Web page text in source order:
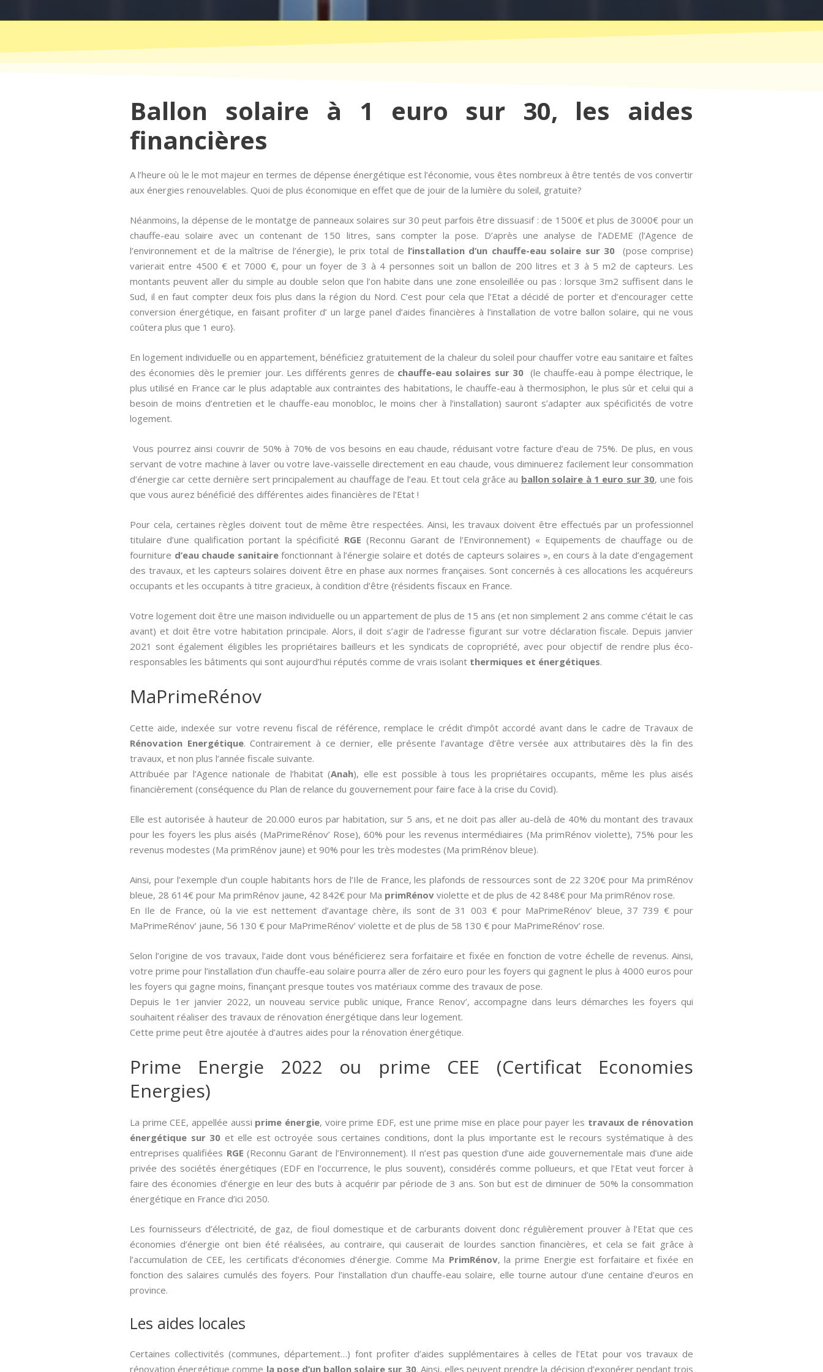
Ballon solaire à 1 euro sur 30, les aides
financières
A l’heure où le le mot majeur en termes de dépense énergétique est l’économie, vous êtes nombreux à être tentés de vos convertir
aux énergies renouvelables. Quoi de plus économique en effet que de jouir de la lumière du soleil, gratuite?
Néanmoins, la dépense de le montatge de panneaux solaires sur 30 peut parfois être dissuasif : de 1500€ et plus de 3000€ pour un
chauffe-eau solaire avec un contenant de 150 litres, sans compter la pose. D’après une analyse de l’ADEME (l’Agence de
l’environnement et de la maîtrise de l’énergie), le prix total de l’installation d’un chauffe-eau solaire sur 30(pose comprise)
varierait entre 4500 € et 7000 €, pour un foyer de 3 à 4 personnes soit un ballon de 200 litres et 3 à 5 m2 de capteurs. Les
montants peuvent aller du simple au double selon que l’on habite dans une zone ensoleillée ou pas : lorsque 3m2 suffisent dans le
Sud, il en faut compter deux fois plus dans la région du Nord. C’est pour cela que l’Etat a décidé de porter et d’encourager cette
conversion énergétique, en faisant profiter d’ un large panel d’aides financières à l’installation de votre ballon solaire, qui ne vous
coûtera plus que 1 euro}.
En logement individuelle ou en appartement, bénéficiez gratuitement de la chaleur du soleil pour chauffer votre eau sanitaire et faîtes
des économies dès le premier jour. Les différents genres de chauffe-eau solaires sur 30(le chauffe-eau à pompe électrique, le
plus utilisé en France car le plus adaptable aux contraintes des habitations, le chauffe-eau à thermosiphon, le plus sûr et celui qui a
besoin de moins d’entretien et le chauffe-eau monobloc, le moins cher à l’installation) sauront s’adapter aux spécificités de votre
logement.
Vous pourrez ainsi couvrir de 50% à 70% de vos besoins en eau chaude, réduisant votre facture d’eau de 75%. De plus, en vous
servant de votre machine à laver ou votre lave-vaisselle directement en eau chaude, vous diminuerez facilement leur consommation
d’énergie car cette dernière sert principalement au chauffage de l’eau. Et tout cela grâce au ballon solaire à 1 euro sur 30, une fois
que vous aurez bénéficié des différentes aides financières de l’Etat !
Pour cela, certaines règles doivent tout de même être respectées. Ainsi, les travaux doivent être effectués par un professionnel
titulaire d’une qualification portant la spécificité RGE(Reconnu Garant de l’Environnement) « Equipements de chauffage ou de
fourniture d’eau chaude sanitairefonctionnant à l’énergie solaire et dotés de capteurs solaires », en cours à la date d’engagement
des travaux, et les capteurs solaires doivent être en phase aux normes françaises. Sont concernés à ces allocations les acquéreurs
occupants et les occupants à titre gracieux, à condition d’être {résidents fiscaux en France.
Votre logement doit être une maison individuelle ou un appartement de plus de 15 ans (et non simplement 2 ans comme c’était le cas
avant) et doit être votre habitation principale. Alors, il doit s’agir de l’adresse figurant sur votre déclaration fiscale. Depuis janvier
2021 sont également éligibles les propriétaires bailleurs et les syndicats de copropriété, avec pour objectif de rendre plus éco-
responsables les bâtiments qui sont aujourd’hui réputés comme de vrais isolant thermiques et énergétiques.
MaPrimeRénov
Cette aide, indexée sur votre revenu fiscal de référence, remplace le crédit d’impôt accordé avant dans le cadre de Travaux de
Rénovation Energétique. Contrairement à ce dernier, elle présente l’avantage d’être versée aux attributaires dès la fin des
travaux, et non plus l’année fiscale suivante.
Attribuée par l’Agence nationale de l’habitat (Anah), elle est possible à tous les propriétaires occupants, même les plus aisés
financièrement (conséquence du Plan de relance du gouvernement pour faire face à la crise du Covid).
Elle est autorisée à hauteur de 20.000 euros par habitation, sur 5 ans, et ne doit pas aller au-delà de 40% du montant des travaux
pour les foyers les plus aisés (MaPrimeRénov’ Rose), 60% pour les revenus intermédiaires (Ma primRénov violette), 75% pour les
revenus modestes (Ma primRénov jaune) et 90% pour les très modestes (Ma primRénov bleue).
Ainsi, pour l’exemple d’un couple habitants hors de l’Ile de France, les plafonds de ressources sont de 22 320€ pour Ma primRénov
bleue, 28 614€ pour Ma primRénov jaune, 42 842€ pour Ma primRénov violette et de plus de 42 848€ pour Ma primRénov rose.
En Ile de France, où la vie est nettement d’avantage chère, ils sont de 31 003 € pour MaPrimeRénov’ bleue, 37 739 € pour
MaPrimeRénov’ jaune, 56 130 € pour MaPrimeRénov’ violette et de plus de 58 130 € pour MaPrimeRénov’ rose.
Selon l’origine de vos travaux, l’aide dont vous bénéficierez sera forfaitaire et fixée en fonction de votre échelle de revenus. Ainsi,
votre prime pour l’installation d’un chauffe-eau solaire pourra aller de zéro euro pour les foyers qui gagnent le plus à 4000 euros pour
les foyers qui gagne moins, finançant presque toutes vos matériaux comme des travaux de pose.
Depuis le 1er janvier 2022, un nouveau service public unique, France Renov’, accompagne dans leurs démarches les foyers qui
souhaitent réaliser des travaux de rénovation énergétique dans leur logement.
Cette prime peut être ajoutée à d’autres aides pour la rénovation énergétique.
Prime Energie 2022 ou prime CEE (Certificat Economies
Energies)
La prime CEE, appellée aussi­ prime énergie, voire prime EDF, est une prime mise en place pour payer les travaux de rénovation
énergétique sur 30 et elle est octroyée sous certaines conditions, dont la plus importante est le recours systématique à des
entreprises qualifiées RGE (Reconnu Garant de l’Environnement). Il n’est pas question d’une aide gouvernementale mais d’une aide
privée des sociétés énergétiques (EDF en l’occurrence, le plus souvent), considérés comme pollueurs, et que l’Etat veut forcer à
faire des économies d’énergie en leur des buts à acquérir par période de 3 ans. Son but est de diminuer de 50% la consommation
énergétique en France d’ici 2050.
Les fournisseurs d’électricité, de gaz, de fioul domestique et de carburants doivent donc régulièrement prouver à l’Etat que ces
économies d’énergie ont bien été réalisées, au contraire, qui causerait de lourdes sanction financières, et cela se fait grâce à
l’accumulation de CEE, les certificats d’économies d’énergie. Comme Ma PrimRénov, la prime Energie est forfaitaire et fixée en
fonction des salaires cumulés des foyers. Pour l’installation d’un chauffe-eau solaire, elle tourne autour d’une centaine d’euros en
province.
Les aides locales
Certaines collectivités (communes, département…) font profiter d’aides supplémentaires à celles de l’Etat pour vos travaux de
rénovation énergétique comme la pose d’un ballon solaire sur 30. Ainsi, elles peuvent prendre la décision d’exonérer pendant trois